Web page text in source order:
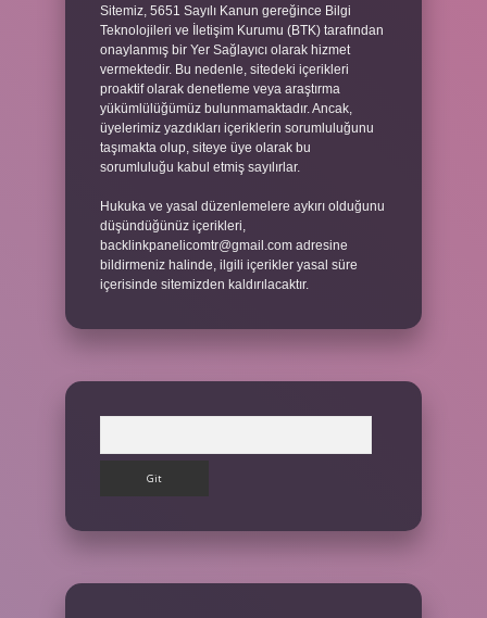
Sitemiz, 5651 Sayılı Kanun gereğince Bilgi
Teknolojileri ve İletişim Kurumu (BTK) tarafından
onaylanmış bir Yer Sağlayıcı olarak hizmet
vermektedir. Bu nedenle, sitedeki içerikleri
proaktif olarak denetleme veya araştırma
yükümlülüğümüz bulunmamaktadır. Ancak,
üyelerimiz yazdıkları içeriklerin sorumluluğunu
taşımakta olup, siteye üye olarak bu
sorumluluğu kabul etmiş sayılırlar.
Hukuka ve yasal düzenlemelere aykırı olduğunu
düşündüğünüz içerikleri,
backlinkpanelicomtr@gmail.com adresine
bildirmeniz halinde, ilgili içerikler yasal süre
içerisinde sitemizden kaldırılacaktır.